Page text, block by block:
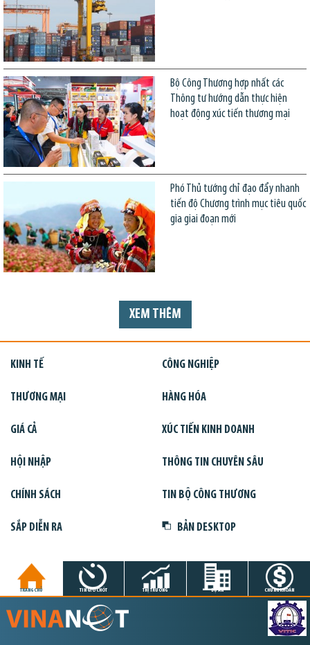
Bộ Công Thương hợp nhất các
Thông tư hướng dẫn thực hiện
hoạt động xúc tiến thương mại
Phó Thủ tướng chỉ đạo đẩy nhanh
tiến độ Chương trình mục tiêu quốc
gia giai đoạn mới
XEM THÊM
KINH TẾ CÔNG NGHIỆP
THƯƠNG MẠI HÀNG HÓA
GIÁ CẢ XÚC TIẾN KINH DOANH
HỘI NHẬP THÔNG TIN CHUYÊN SÂU
CHÍNH SÁCH TIN BỘ CÔNG THƯƠNG
SẮP DIỄN RA BẢN DESKTOP
TRANG CHỦ TIN GIỜ CHÓT THỊ TRƯỜNG DỰ ÁN CHỨNG KHOÁN